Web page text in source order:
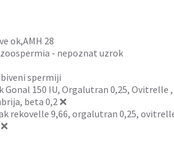
ok,AMH 28
- nepoznat uzrok
spermiji
Gonal 150 IU, Orgalutran 0,25,
beta 0,2 ❌
rekovelle 9,66, orgalutran 0,25,